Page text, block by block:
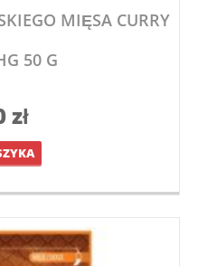
MIĘSA CURRY
50 G
zł